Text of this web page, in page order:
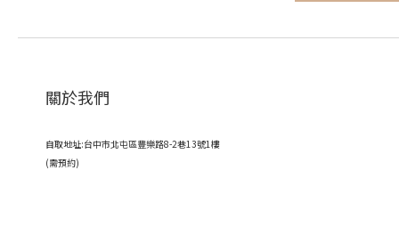
關於我們
自取地址:台中市北屯區豐樂路8-2巷13號1樓
(需預約)